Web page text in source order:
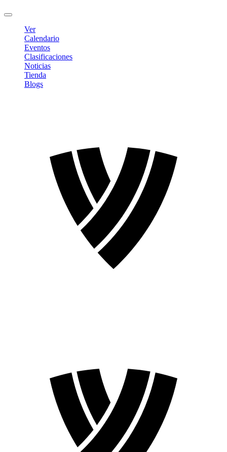
Ver
Calendario
Eventos
Clasificaciones
Noticias
Tienda
Blogs